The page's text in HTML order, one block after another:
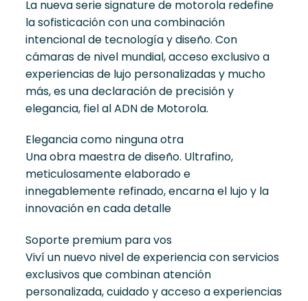
La nueva serie signature de motorola redefine
la sofisticación con una combinación
intencional de tecnología y diseño. Con
cámaras de nivel mundial, acceso exclusivo a
experiencias de lujo personalizadas y mucho
más, es una declaración de precisión y
elegancia, fiel al ADN de Motorola.
Elegancia como ninguna otra
Una obra maestra de diseño. Ultrafino,
meticulosamente elaborado e
innegablemente refinado, encarna el lujo y la
innovación en cada detalle
Soporte premium para vos
Viví un nuevo nivel de experiencia con servicios
exclusivos que combinan atención
personalizada, cuidado y acceso a experiencias